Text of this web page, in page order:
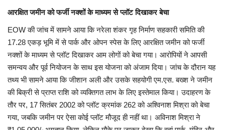
आरक्षित जमीन को फर्जी नक्शों के माध्यम से प्लॉट दिखाकर बेचा
EOW की जांच में सामने आया कि नरेला शंकर गृह निर्माण सहकारी समिति की
17.28 एकड़ भूमि में से पार्क और ओपन स्पेस के लिए आरक्षित जमीन को फर्जी
नक्शों के माध्यम से प्लॉट दिखाकर आम लोगों को बेचा गया। आरोपियों ने आपसी
समन्वय और पूर्व नियोजन के साथ इस योजना को अंजाम दिया। जांच के दौरान यह
तथ्य भी सामने आया कि जीशान अली और उसके सहयोगी एम.एस. बख्श ने जमीन
की बिक्री से प्राप्त राशि को व्यक्तिगत लाभ के लिए इस्तेमाल किया। उदाहरण के
तौर पर, 17 सितंबर 2002 को प्लॉट क्रमांक 262 को अश्विनाश मिश्रा को बेचा
गया, जबकि जमीन पर ऐसा कोई प्लॉट मौजूद ही नहीं था। अविनाश मिश्रा ने